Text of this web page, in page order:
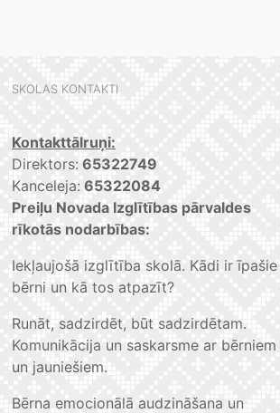
SKOLAS KONTAKTI
Kontakttālruņi:
Direktors: 65322749
Kanceleja: 65322084
Preiļu Novada Izglītības pārvaldes
rīkotās nodarbības:
Iekļaujošā izglītība skolā. Kādi ir īpašie
bērni un kā tos atpazīt?
Runāt, sadzirdēt, būt sadzirdētam.
Komunikācija un saskarsme ar bērniem
un jauniešiem.
Bērna emocionālā audzināšana un